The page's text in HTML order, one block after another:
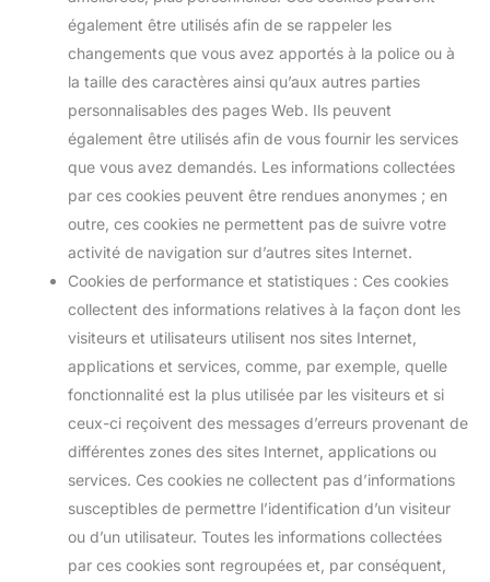
également être utilisés afin de se rappeler les
changements que vous avez apportés à la police ou à
la taille des caractères ainsi qu’aux autres parties
personnalisables des pages Web. Ils peuvent
également être utilisés afin de vous fournir les services
que vous avez demandés. Les informations collectées
par ces cookies peuvent être rendues anonymes ; en
outre, ces cookies ne permettent pas de suivre votre
activité de navigation sur d’autres sites Internet.
Cookies de performance et statistiques : Ces cookies
collectent des informations relatives à la façon dont les
visiteurs et utilisateurs utilisent nos sites Internet,
applications et services, comme, par exemple, quelle
fonctionnalité est la plus utilisée par les visiteurs et si
ceux-ci reçoivent des messages d’erreurs provenant de
différentes zones des sites Internet, applications ou
services. Ces cookies ne collectent pas d’informations
susceptibles de permettre l’identification d’un visiteur
ou d’un utilisateur. Toutes les informations collectées
par ces cookies sont regroupées et, par conséquent,